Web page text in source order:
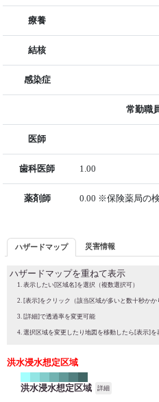
療養
結核
感染症
常勤職
医師
歯科医師 1.00
薬剤師 0.00 ※保険薬局の
ハザードマップ 災害情報
ハザードマップを重ねて表示
表示したい[区域名]を選択（複数選択可）
[表示]をクリック（該当区域が多いと数十秒かか
[詳細]で透過率を変更可能
選択区域を変更したり地図を移動したら[表示]を
洪水浸水想定区域
洪水浸水想定区域 詳細